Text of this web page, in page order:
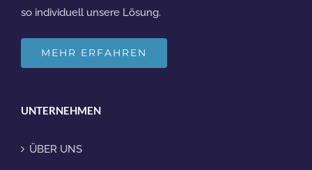
so individuell unsere Lösung.
MEHR ERFAHREN
UNTERNEHMEN
ÜBER UNS